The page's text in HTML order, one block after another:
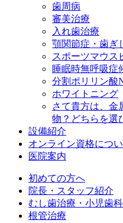
歯周病
審美治療
入れ歯治療
顎関節症・歯ぎ
スポーツマウス
睡眠時無呼吸症
分割ポリリン酸
ホワイトニング
さて貴方は、金
物？どちらを選
設備紹介
オンライン資格につ
医院案内
初めての方へ
院長・スタッフ紹介
むし歯治療・小児歯科
根管治療